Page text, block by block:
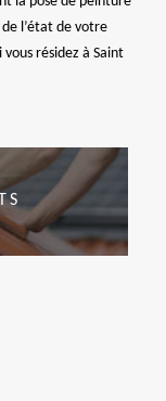
l’état de votre
résidez à Saint